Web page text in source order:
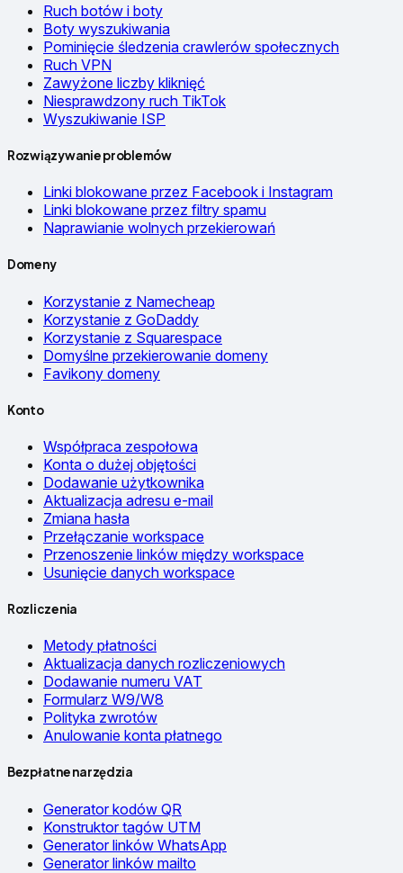
Ruch botów i boty
Boty wyszukiwania
Pominięcie śledzenia crawlerów społecznych
Ruch VPN
Zawyżone liczby kliknięć
Niesprawdzony ruch TikTok
Wyszukiwanie ISP
Rozwiązywanie problemów
Linki blokowane przez Facebook i Instagram
Linki blokowane przez filtry spamu
Naprawianie wolnych przekierowań
Domeny
Korzystanie z Namecheap
Korzystanie z GoDaddy
Korzystanie z Squarespace
Domyślne przekierowanie domeny
Favikony domeny
Konto
Współpraca zespołowa
Konta o dużej objętości
Dodawanie użytkownika
Aktualizacja adresu e-mail
Zmiana hasła
Przełączanie workspace
Przenoszenie linków między workspace
Usunięcie danych workspace
Rozliczenia
Metody płatności
Aktualizacja danych rozliczeniowych
Dodawanie numeru VAT
Formularz W9/W8
Polityka zwrotów
Anulowanie konta płatnego
Bezpłatne narzędzia
Generator kodów QR
Konstruktor tagów UTM
Generator linków WhatsApp
Generator linków mailto